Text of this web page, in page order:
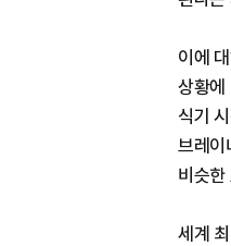
이에
상황에
식기
브레이
비슷한
세계